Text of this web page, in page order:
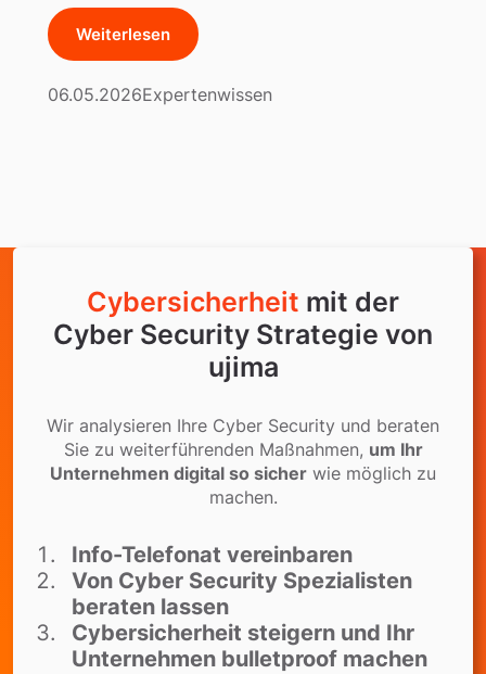
Weiterlesen
06.05.2026Expertenwissen
Cybersicherheit mit der
Cyber Security Strategie von
ujima
Wir analysieren Ihre Cyber Security und beraten
Sie zu weiterführenden Maßnahmen, um Ihr
Unternehmen digital so sicher wie möglich zu
machen.
Info-Telefonat vereinbaren
Von Cyber Security Spezialisten
beraten lassen
Cybersicherheit steigern und Ihr
Unternehmen bulletproof machen